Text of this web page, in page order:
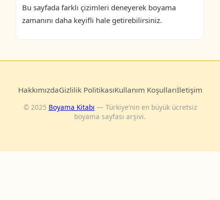
Bu sayfada farklı çizimleri deneyerek boyama
zamanını daha keyifli hale getirebilirsiniz.
HakkımızdaGizlilik PolitikasıKullanım Koşullarıİletişim
© 2025 Boyama Kitabı — Türkiye’nin en büyük ücretsiz
boyama sayfası arşivi.